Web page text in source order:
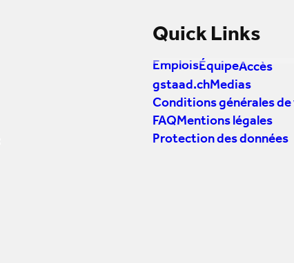
Quick Links
EmploisÉquipeAccès
gstaad.chMedias
Conditions générales
FAQMentions légales
Protection des données